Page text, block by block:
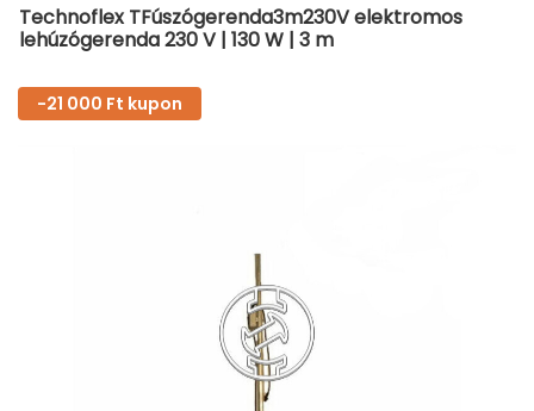
Technoflex TFúszógerenda3m230V elektromos
lehúzógerenda 230 V | 130 W | 3 m
-21 000 Ft kupon